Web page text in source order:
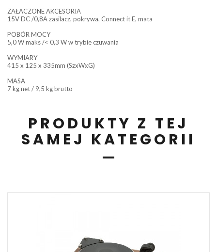
ZAŁACZONE AKCESORIA
15V DC /0,8A zasilacz, pokrywa, Connect it E, mata
POBÓR MOCY
5,0 W maks /< 0,3 W w trybie czuwania
WYMIARY
415 x 125 x 335mm (SzxWxG)
MASA
7 kg net / 9,5 kg brutto
PRODUKTY Z TEJ
SAMEJ KATEGORII